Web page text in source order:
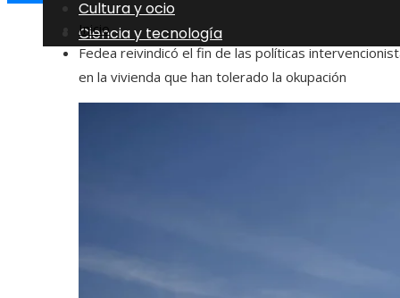
Cultura y ocio
Ciencia y tecnología
Inicio
Fedea reivindicó el fin de las políticas
en la vivienda que han tolerado la okupación